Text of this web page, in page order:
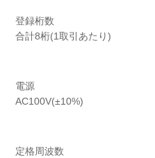
登録桁数
合計8桁(1取引あたり)
電源
AC100V(±10%)
定格周波数